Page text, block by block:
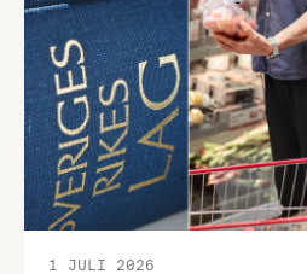
stärker Sveriges
1 JULI 2026